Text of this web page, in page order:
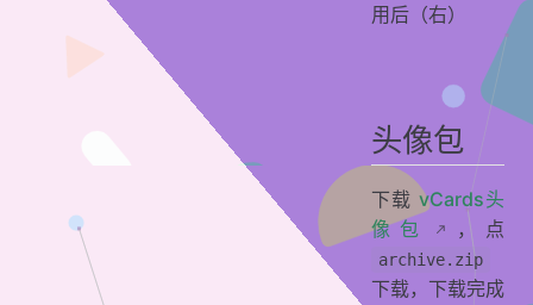
用后（右）
头像包
下载 vCards头
像包
，点
archive.zip
下载，下载完成